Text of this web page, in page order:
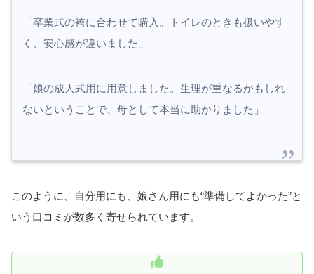
「卒業式の袴に合わせて購入。トイレのときも扱いやす
く、安心感が違いました」
「娘の成人式用に用意しました。生理が重なるかもしれ
ないということで、母として本当に助かりました」
このように、自分用にも、娘さん用にも“準備してよかった”と
いう口コミが数多く寄せられています。